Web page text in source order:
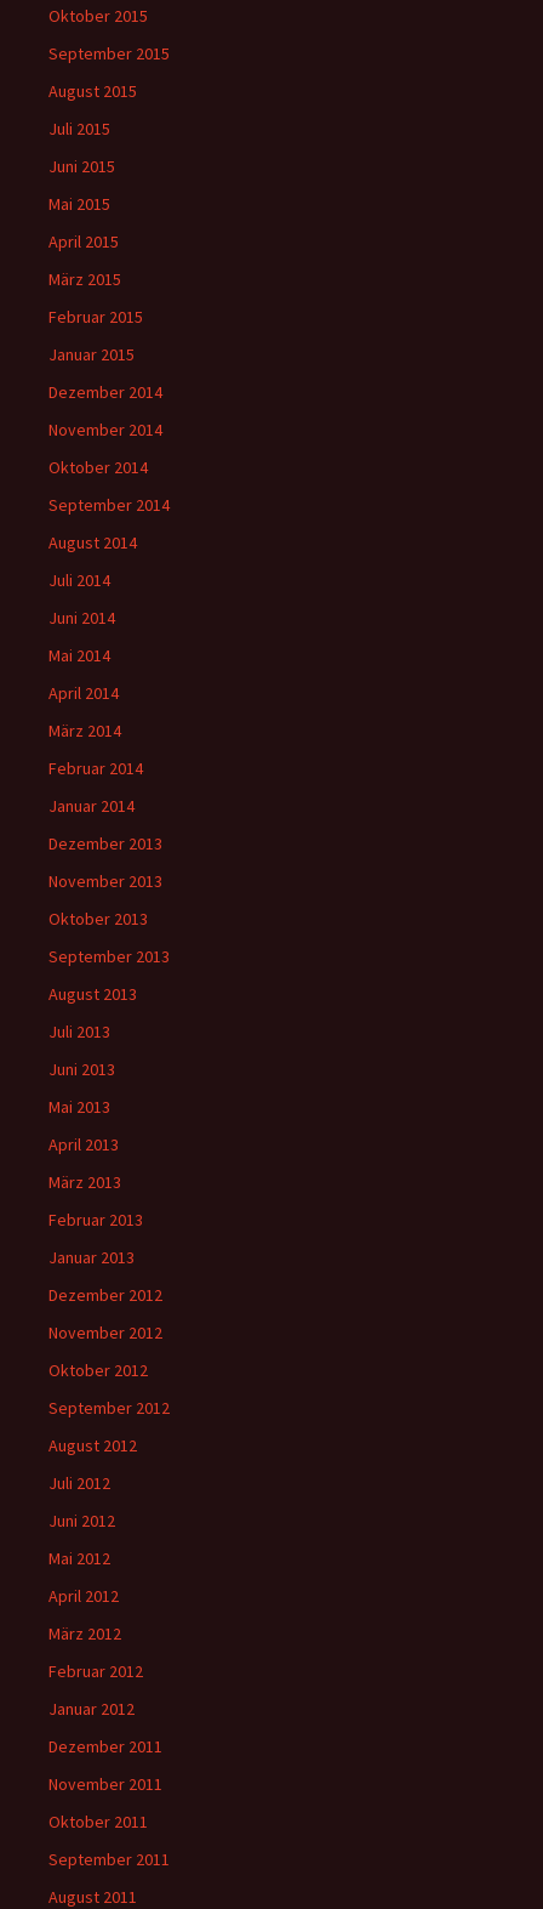
Oktober 2015
September 2015
August 2015
Juli 2015
Juni 2015
Mai 2015
April 2015
März 2015
Februar 2015
Januar 2015
Dezember 2014
November 2014
Oktober 2014
September 2014
August 2014
Juli 2014
Juni 2014
Mai 2014
April 2014
März 2014
Februar 2014
Januar 2014
Dezember 2013
November 2013
Oktober 2013
September 2013
August 2013
Juli 2013
Juni 2013
Mai 2013
April 2013
März 2013
Februar 2013
Januar 2013
Dezember 2012
November 2012
Oktober 2012
September 2012
August 2012
Juli 2012
Juni 2012
Mai 2012
April 2012
März 2012
Februar 2012
Januar 2012
Dezember 2011
November 2011
Oktober 2011
September 2011
August 2011